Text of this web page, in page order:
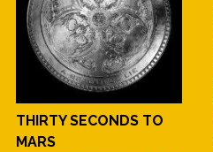
THIRTY SECONDS TO
MARS